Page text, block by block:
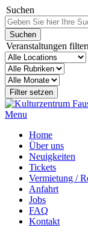
Suchen
Veranstaltungen
Menu
Home
Über uns
Neuigkeiten
Tickets
Vermietung /
Anfahrt
Jobs
FAQ
Kontakt